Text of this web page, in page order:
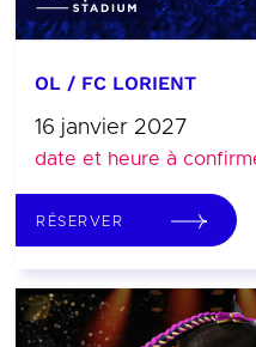
OL / FC LORIENT
16 janvier 2027
date et heure à
RÉSERVER